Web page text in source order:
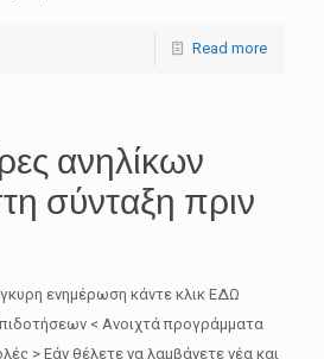
Read more
ανηλίκων
σύνταξη πριν
ενημέρωση κάντε κλικ ΕΔΩ
< Ανοιχτά προγράμματα
> Εάν θέλετε να λαμβάνετε νέα και